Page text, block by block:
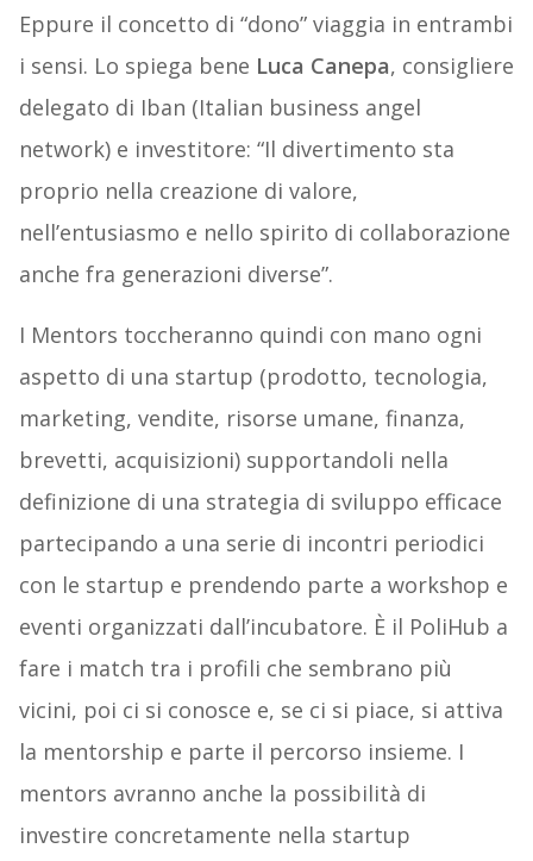
Eppure il concetto di “dono” viaggia in entrambi
i sensi. Lo spiega bene Luca Canepa, consigliere
delegato di Iban (Italian business angel
network) e investitore: “Il divertimento sta
proprio nella creazione di valore,
nell’entusiasmo e nello spirito di collaborazione
anche fra generazioni diverse”.
I Mentors toccheranno quindi con mano ogni
aspetto di una startup (prodotto, tecnologia,
marketing, vendite, risorse umane, finanza,
brevetti, acquisizioni) supportandoli nella
definizione di una strategia di sviluppo efficace
partecipando a una serie di incontri periodici
con le startup e prendendo parte a workshop e
eventi organizzati dall’incubatore. È il PoliHub a
fare i match tra i profili che sembrano più
vicini, poi ci si conosce e, se ci si piace, si attiva
la mentorship e parte il percorso insieme. I
mentors avranno anche la possibilità di
investire concretamente nella startup